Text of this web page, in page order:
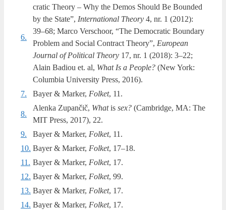
6.
cra­tic The­ory – Why the Demos Should Be Boun­ded
by the Sta­te”, Inter­na­tio­nal The­ory 4, nr. 1 (2012):
39–68; Marco Ver­s­choor, “The Demo­cra­tic Boun­dary
Pro­blem and Soci­al Con­tra­ct The­ory”, Euro­pe­an
Jour­nal of Poli­ti­cal The­ory 17, nr. 1 (2018): 3–22;
Alain Badiou et. al, What Is a Peo­ple? (New York:
Colum­bia Uni­ver­si­ty Press, 2016).
7.
Bayer & Mar­ker, Fol­ket, 11.
8.
Alenka Zupančič, Whatis sex? (Cam­brid­ge, MA: The
MIT Press, 2017), 22.
9.
Bayer & Mar­ker, Fol­ket, 11.
10. Bayer & Mar­ker, Fol­ket, 17–18.
11. Bayer & Mar­ker, Fol­ket, 17.
12. Bayer & Mar­ker, Fol­ket, 99.
13. Bayer & Mar­ker, Fol­ket, 17.
14. Bayer & Mar­ker, Fol­ket, 17.